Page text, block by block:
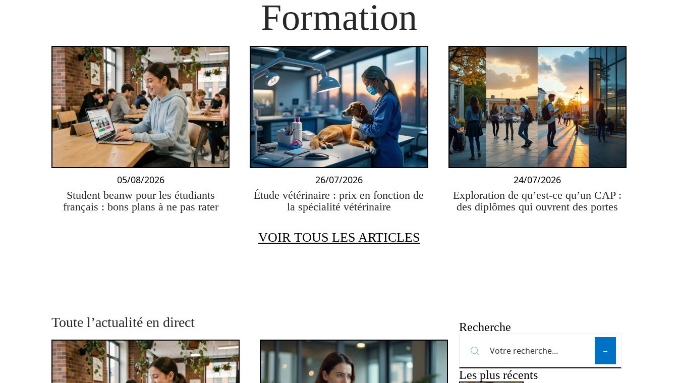
Formation
05/08/2026
Student beanw pour les étudiants
français : bons plans à ne pas rater
26/07/2026
Étude vétérinaire : prix en fonction de
la spécialité vétérinaire
24/07/2026
Exploration de qu’est-ce qu’un CAP :
des diplômes qui ouvrent des portes
VOIR TOUS LES ARTICLES
Toute l’actualité en direct Recherche
Les plus récents